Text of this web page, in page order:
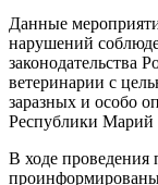
Данные
нарушений
законодательства
ветеринарии с
заразных и особо
Республики Марий
В ходе проведения